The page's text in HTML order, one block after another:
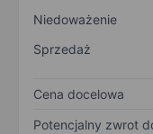
Niedoważenie
Sprzedaż
Cena docelowa
Potencjalny zwrot